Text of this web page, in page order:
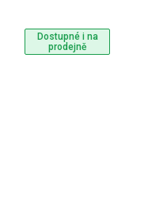
Dostupné i na
prodejně